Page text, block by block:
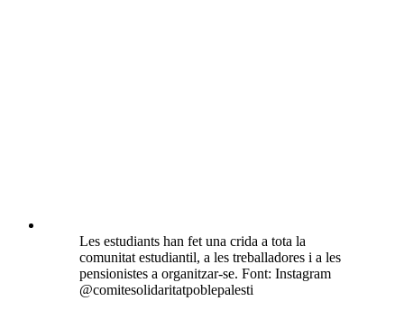
Les estudiants han fet una crida a tota la
comunitat estudiantil, a les treballadores i a les
pensionistes a organitzar-se. Font: Instagram
@comitesolidaritatpoblepalesti